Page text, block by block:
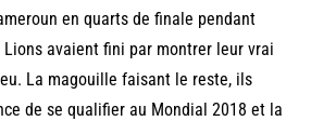
en quarts de finale pendant
avaient fini par montrer leur vrai
La magouille faisant le reste, ils
de se qualifier au Mondial 2018 et la